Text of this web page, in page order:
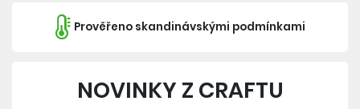
Prověřeno skandinávskými podmínkami
NOVINKY Z CRAFTU